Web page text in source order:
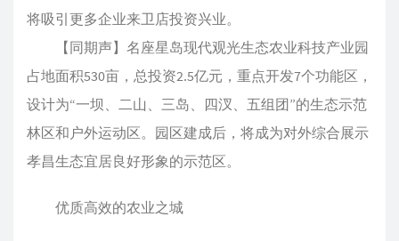
将吸引更多企业来卫店投资兴业。
【同期声】名座星岛现代观光生态农业科技产业园
占地面积530亩，总投资2.5亿元，重点开发7个功能区，
设计为“一坝、二山、三岛、四汊、五组团”的生态示范
林区和户外运动区。园区建成后，将成为对外综合展示
孝昌生态宜居良好形象的示范区。
优质高效的农业之城